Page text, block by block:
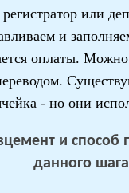
регистратор или
и
оплаты.
- но они
и способ
данного